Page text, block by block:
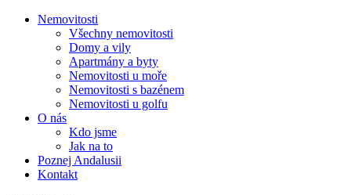
Nemovitosti
Všechny nemovitosti
Domy a vily
Apartmány a byty
Nemovitosti u moře
Nemovitosti s bazénem
Nemovitosti u golfu
O nás
Kdo jsme
Jak na to
Poznej Andalusii
Kontakt